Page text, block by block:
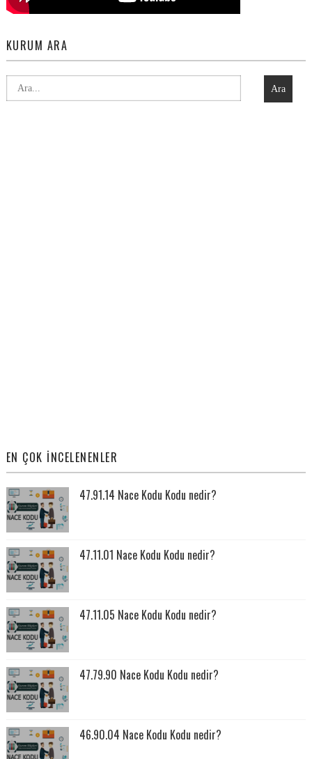
KURUM ARA
Ara
EN ÇOK İNCELENENLER
47.91.14 Nace Kodu Kodu nedir?
47.11.01 Nace Kodu Kodu nedir?
47.11.05 Nace Kodu Kodu nedir?
47.79.90 Nace Kodu Kodu nedir?
46.90.04 Nace Kodu Kodu nedir?